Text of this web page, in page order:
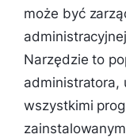
może być
Narzędzie to
administratora,
wszystkimi